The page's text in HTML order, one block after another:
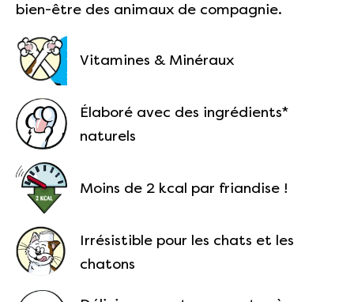
bien-être des animaux de compagnie.
Vitamines & Minéraux
Élaboré avec des ingrédients*
naturels
Moins de 2 kcal par friandise !
Irrésistible pour les chats et les
chatons